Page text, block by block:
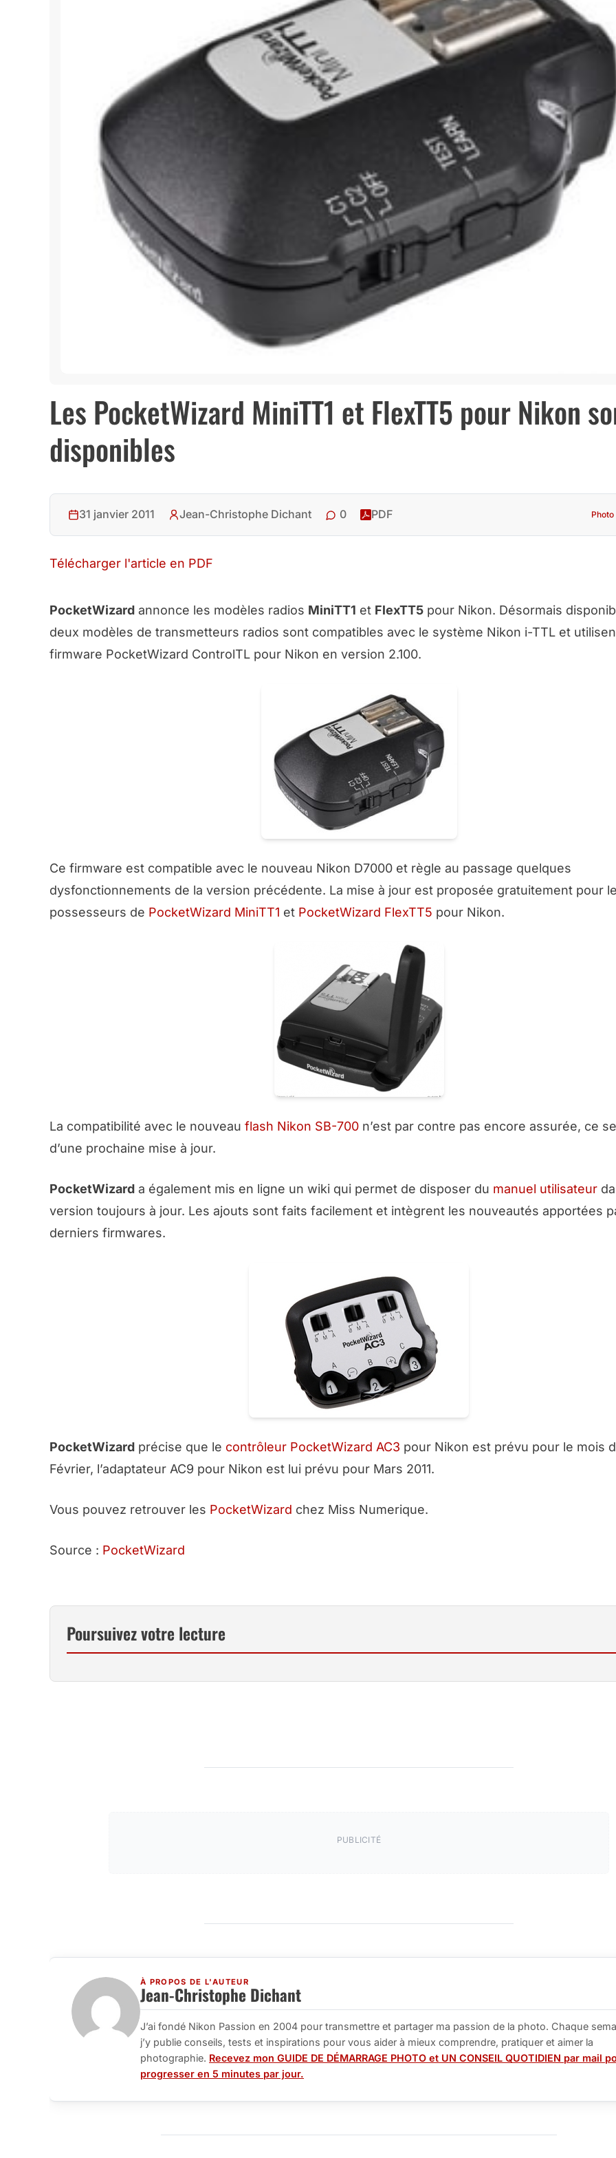
Les PocketWizard MiniTT1 et FlexTT5 pour Nikon
disponibles
31 janvier 2011 Jean-Christophe Dichant 0 PDF
Télécharger l'article en PDF
PocketWizard annonce les modèles radios MiniTT1 et FlexTT5 pour Nikon. Désormais
deux modèles de transmetteurs radios sont compatibles avec le système Nikon i-TTL et
firmware PocketWizard ControlTL pour Nikon en version 2.100.
Ce firmware est compatible avec le nouveau Nikon D7000 et règle au passage quelques
dysfonctionnements de la version précédente. La mise à jour est proposée gratuitement pour
possesseurs de PocketWizard MiniTT1 et PocketWizard FlexTT5 pour Nikon.
La compatibilité avec le nouveau flash Nikon SB-700 n’est par contre pas encore assurée, ce
d’une prochaine mise à jour.
PocketWizard a également mis en ligne un wiki qui permet de disposer du manuel utilisateur
version toujours à jour. Les ajouts sont faits facilement et intègrent les nouveautés apportées
derniers firmwares.
PocketWizard précise que le contrôleur PocketWizard AC3 pour Nikon est prévu pour le mois
Février, l’adaptateur AC9 pour Nikon est lui prévu pour Mars 2011.
Vous pouvez retrouver les PocketWizard chez Miss Numerique.
Source : PocketWizard
Poursuivez votre lecture
PUBLICITÉ
À PROPOS DE L'AUTEUR
Jean-Christophe Dichant
J’ai fondé Nikon Passion en 2004 pour transmettre et partager ma passion de la photo. Chaque
j’y publie conseils, tests et inspirations pour vous aider à mieux comprendre, pratiquer et aimer la
photographie. Recevez mon GUIDE DE DÉMARRAGE PHOTO et UN CONSEIL QUOTIDIEN par mail
progresser en 5 minutes par jour.